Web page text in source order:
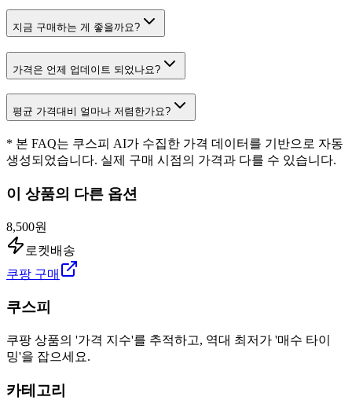
지금 구매하는 게 좋을까요?
가격은 언제 업데이트 되었나요?
평균 가격대비 얼마나 저렴한가요?
* 본 FAQ는 쿠스피 AI가 수집한 가격 데이터를 기반으로 자동
생성되었습니다. 실제 구매 시점의 가격과 다를 수 있습니다.
이 상품의 다른 옵션
8,500원
로켓배송
쿠팡 구매
쿠스피
쿠팡 상품의 '가격 지수'를 추적하고, 역대 최저가 '매수 타이
밍'을 잡으세요.
카테고리